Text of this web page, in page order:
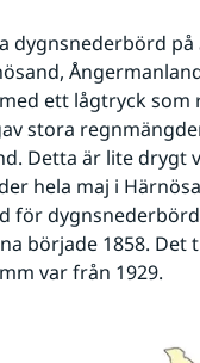
dygnsnederbörd på
ett lågtryck som
stora
Detta är lite drygt
hela maj i
för
började 1858. Det
var från 1929.